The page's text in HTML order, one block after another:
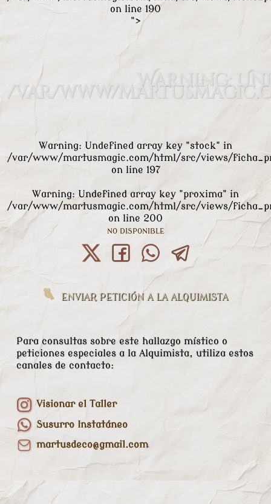
on line 190
">
Warning:
/var/www/
Warning: Undefined array key "stock" in
/var/www/martusmagic.com/html/src/views/
on line 197
Warning: Undefined array key "proxima" in
/var/www/martusmagic.com/html/src/views/
on line 200
NO DISPONIBLE
ENVIAR PETICIÓN A LA ALQUIMISTA
Para consultas sobre este hallazgo místico o
peticiones especiales a la Alquimista, utiliza estos
canales de contacto:
Visionar el Taller
Susurro Instatáneo
martusdeco@gmail.com